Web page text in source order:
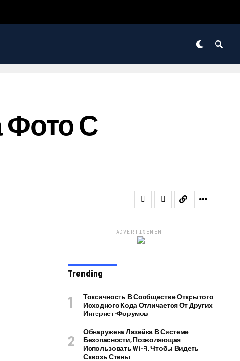
Фото С
ADVERTISEMENT
Trending
Токсичность В Сообществе Открытого
Исходного Кода Отличается От Других
Интернет-Форумов
Обнаружена Лазейка В Системе
Безопасности, Позволяющая
Использовать Wi-Fi, Чтобы Видеть
Сквозь Стены